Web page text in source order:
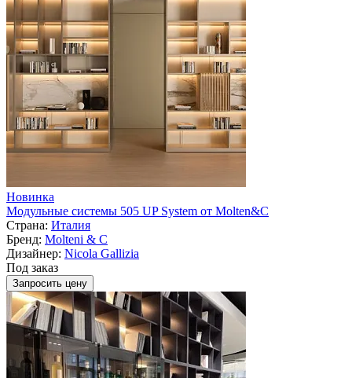
Новинка
Модульные системы 505 UP System от Molten&C
Страна: Италия
Бренд: Molteni & C
Дизайнер: Nicola Gallizia
Под заказ
Запросить цену